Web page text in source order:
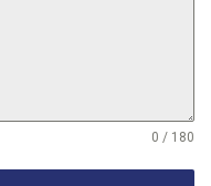
0 / 180